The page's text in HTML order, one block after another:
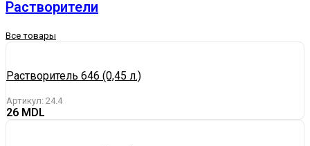
Растворители
Все товары
Растворитель 646 (0,45 л.)
Артикул: 24.4
26